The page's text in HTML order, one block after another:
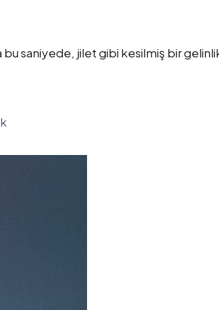
saniyede, jilet gibi kesilmiş bir